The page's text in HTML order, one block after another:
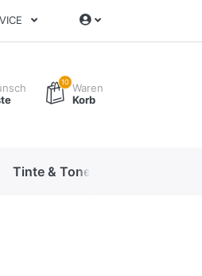
10 Waren
Korb
Tinte & Toner